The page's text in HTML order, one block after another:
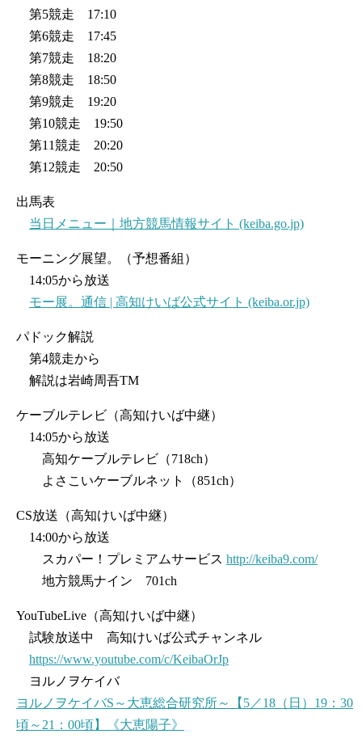
第5競走 17:10
第6競走 17:45
第7競走 18:20
第8競走 18:50
第9競走 19:20
第10競走 19:50
第11競走 20:20
第12競走 20:50
出馬表
当日メニュー｜地方競馬情報サイト (keiba.go.jp)
モーニング展望。（予想番組）
14:05から放送
モー展。通信 | 高知けいば公式サイト (keiba.or.jp)
パドック解説
第4競走から
解説は岩崎周吾TM
ケーブルテレビ（高知けいば中継）
14:05から放送
高知ケーブルテレビ（718ch）
よさこいケーブルネット（851ch）
CS放送（高知けいば中継）
14:00から放送
スカパー！プレミアムサービス http://keiba9.com/
地方競馬ナイン 701ch
YouTubeLive（高知けいば中継）
試験放送中 高知けいば公式チャンネル
https://www.youtube.com/c/KeibaOrJp
ヨルノヲケイバ
ヨルノヲケイバS～大恵総合研究所～【5／18（日）19：30
頃～21：00頃】《大恵陽子》